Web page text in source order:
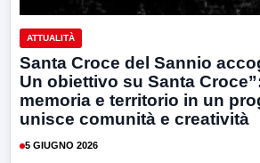
ATTUALITÀ
Santa Croce del Sannio
Un obiettivo su Santa
memoria e territorio in un
unisce comunità e creatività
5 GIUGNO 2026